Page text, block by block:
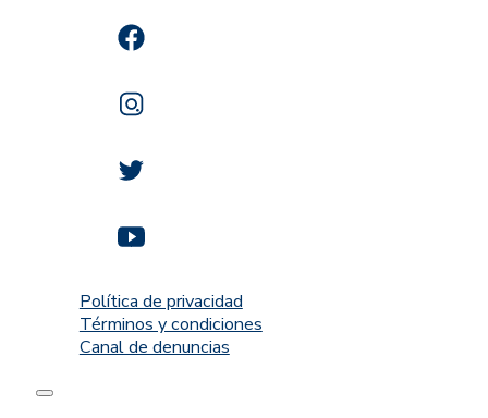
Política de privacidad
Términos y condiciones
Canal de denuncias